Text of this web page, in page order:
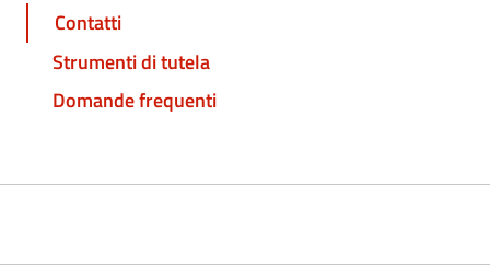
Contatti
Strumenti di tutela
Domande frequenti